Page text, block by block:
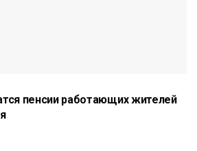
пенсии работающих жителей